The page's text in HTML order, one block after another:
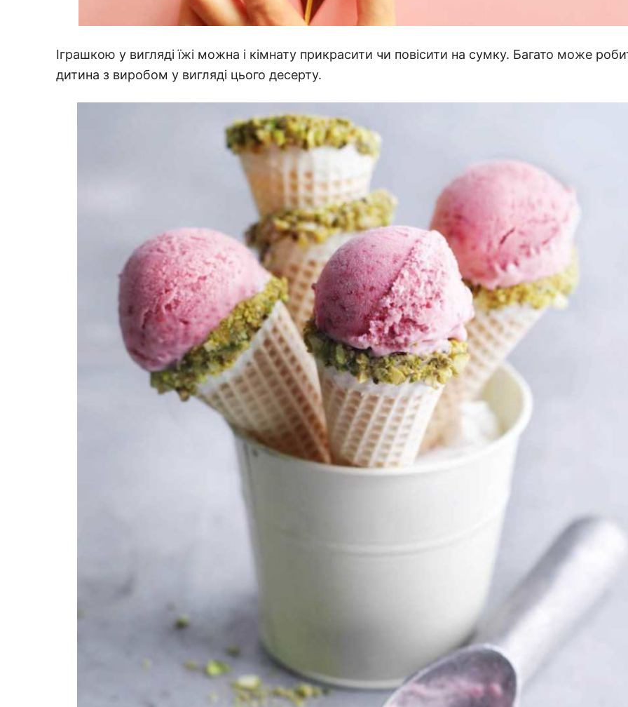
Іграшкою у вигляді їжі можна і кімнату прикрасити чи повісити на сумку. Багато може
дитина з виробом у вигляді цього десерту.